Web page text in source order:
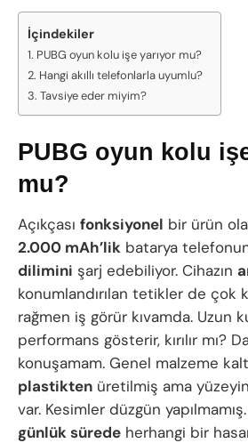
İçindekiler
PUBG oyun kolu işe yarıyor mu?
Hangi akıllı telefonlarla uyumlu?
Tavsiye eder miyim?
PUBG oyun kolu
mu?
Açıkçası fonksiyonel bir ürün
2.000 mAh’lik batarya
dilimini şarj edebiliyor. Cihazın
konumlandırılan tetikler de çok
rağmen iş görür kıvamda. Uzun
performans gösterir, kırılır mı?
konuşamam. Genel malzeme
plastikten üretilmiş ama
var. Kesimler düzgün
günlük sürede herhangi bir hasar